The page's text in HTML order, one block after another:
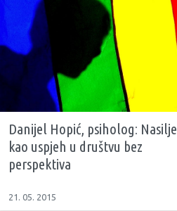
Danijel Hopić, psiholog: Nasilje
kao uspjeh u društvu bez
perspektiva
21. 05. 2015